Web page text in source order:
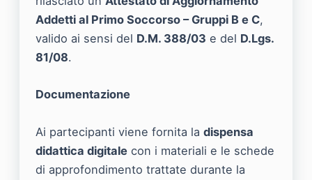
Addetti al Primo Soccorso – Gruppi B e C,
valido ai sensi del D.M. 388/03 e del D.Lgs.
81/08.
Documentazione
Ai partecipanti viene fornita la dispensa
didattica digitale con i materiali e le schede
di approfondimento trattate durante la